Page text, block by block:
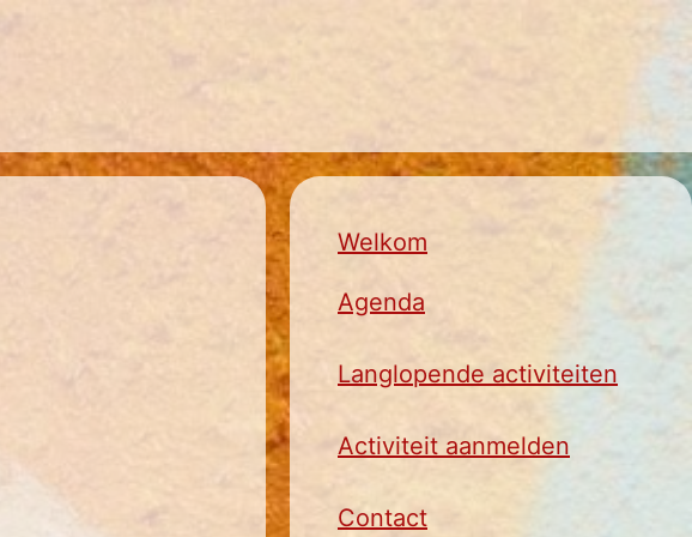
Welkom
Agenda
Langlopende activiteiten
Activiteit aanmelden
Contact